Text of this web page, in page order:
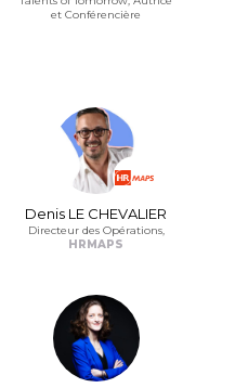
et Conférencière
Denis LE CHEVALIER
Directeur des Opérations,
HRMAPS